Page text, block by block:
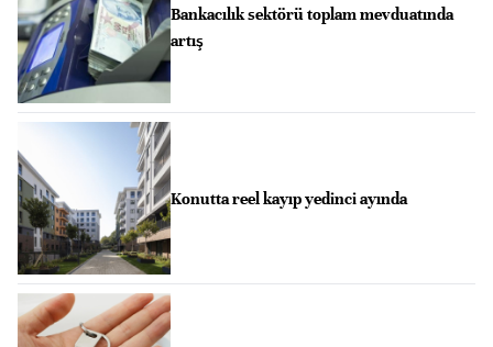
Bankacılık sektörü toplam mevduatında
artış
Konutta reel kayıp yedinci ayında